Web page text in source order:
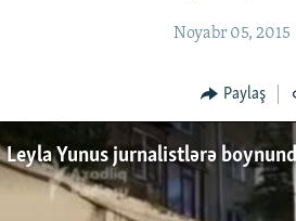
Noyabr 05, 2015
Paylaş
Leyla Yunus jurnalistlərə